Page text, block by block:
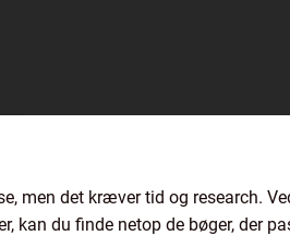
men det kræver tid og research.
du finde netop de bøger, der